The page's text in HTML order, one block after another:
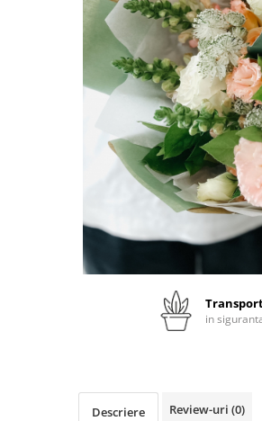
in
Descriere Review-uri (0)